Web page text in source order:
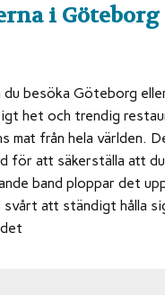
i Göteborg
du besöka Göteborg
het och trendig
mat från hela världen.
för att säkerställa att
band ploppar det
att ständigt hålla